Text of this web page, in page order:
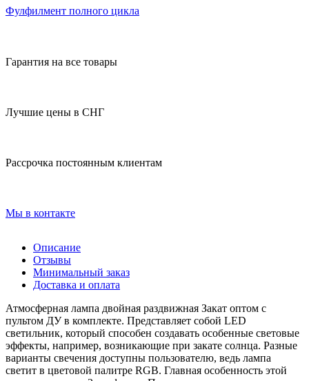
Фулфилмент полного цикла
Гарантия на все товары
Лучшие цены в СНГ
Рассрочка постоянным клиентам
Мы в контакте
Описание
Отзывы
Минимальный заказ
Доставка и оплата
Атмосферная лампа двойная раздвижная Закат оптом с
пультом ДУ в комплекте. Представляет собой LED
светильник, который способен создавать особенные световые
эффекты, например, возникающие при закате солнца. Разные
варианты свечения доступны пользователю, ведь лампа
светит в цветовой палитре RGB. Главная особенность этой